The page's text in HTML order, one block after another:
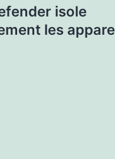
isole
les